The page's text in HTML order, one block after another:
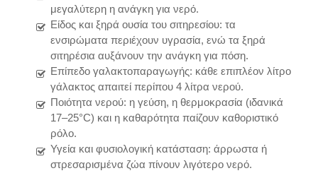
μεγαλύτερη η ανάγκη για νερό.
Είδος και ξηρά ουσία του σιτηρεσίου: τα
ενσιρώματα περιέχουν υγρασία, ενώ τα ξηρά
σιτηρέσια αυξάνουν την ανάγκη για πόση.
Επίπεδο γαλακτοπαραγωγής: κάθε επιπλέον λίτρο
γάλακτος απαιτεί περίπου 4 λίτρα νερού.
Ποιότητα νερού: η γεύση, η θερμοκρασία (ιδανικά
17–25°C) και η καθαρότητα παίζουν καθοριστικό
ρόλο.
Υγεία και φυσιολογική κατάσταση: άρρωστα ή
στρεσαρισμένα ζώα πίνουν λιγότερο νερό.